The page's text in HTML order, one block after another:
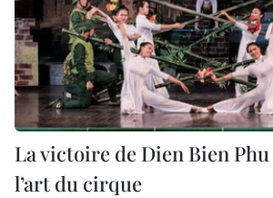
La victoire de Dien Bien
l’art du cirque